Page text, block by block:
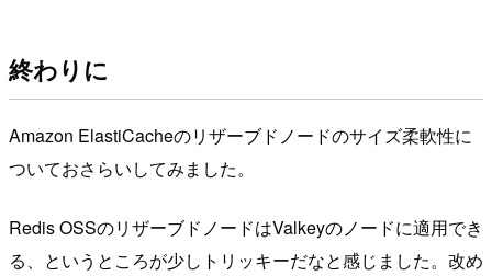
終わりに
Amazon ElastiCacheのリザーブドノードのサイズ柔軟性に
ついておさらいしてみました。
Redis OSSのリザーブドノードはValkeyのノードに適用でき
る、というところが少しトリッキーだなと感じました。改め